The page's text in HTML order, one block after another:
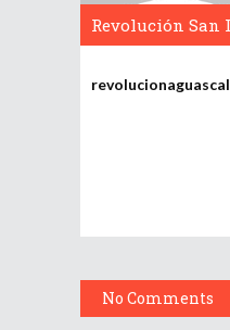
Revolución San
No Comments